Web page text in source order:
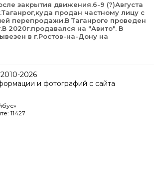
закрытия движения.6-9 (?)Августа
продан частному лицу с
перепродажи.В Таганроге проведен
2020г.продавался на "Авито". В
в г.Ростов-на-Дону на
2026
и фотографий с сайта
11427